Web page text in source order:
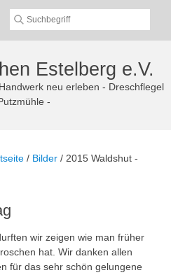
Estelberg e.V.
neu erleben - Dreschflegel
-
/ Bilder / 2015 Waldshut -
wir zeigen wie man früher
hat. Wir danken allen
für das sehr schön gelungene